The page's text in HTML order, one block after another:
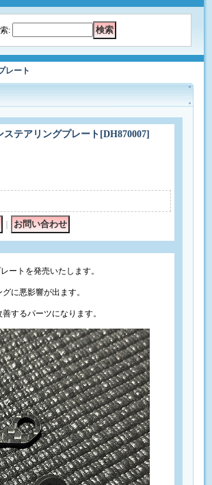
:
レート
ステアリングプレート [DH870007]
ートを発売いたします。
に悪影響が出ます。
するパーツになります。